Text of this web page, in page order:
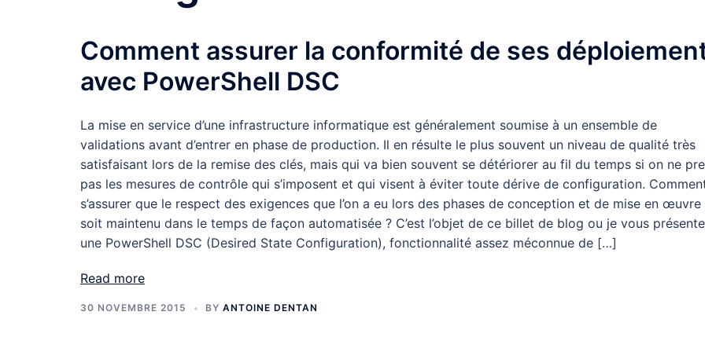
Comment assurer la conformité de ses
avec PowerShell DSC
La mise en service d’une infrastructure informatique est généralement soumise à un ensemble de
validations avant d’entrer en phase de production. Il en résulte le plus souvent un niveau de qualité très
satisfaisant lors de la remise des clés, mais qui va bien souvent se détériorer au fil du temps si on ne
pas les mesures de contrôle qui s’imposent et qui visent à éviter toute dérive de configuration.
s’assurer que le respect des exigences que l’on a eu lors des phases de conception et de mise en œuvre
soit maintenu dans le temps de façon automatisée ? C’est l’objet de ce billet de blog ou je vous présente
une PowerShell DSC (Desired State Configuration), fonctionnalité assez méconnue de […]
Read more
30 NOVEMBRE 2015 BY ANTOINE DENTAN